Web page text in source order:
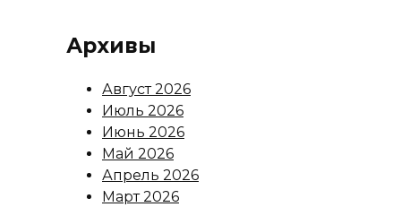
Архивы
Август 2026
Июль 2026
Июнь 2026
Май 2026
Апрель 2026
Март 2026